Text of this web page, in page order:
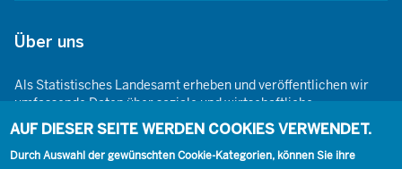
Über uns
Als Statistisches Landesamt erheben und veröffentlichen wir
umfassende Daten über soziale und wirtschaftliche
Gegebenheiten. Dabei sind wir den Grundsätzen der Neutralität,
Objektivität, wissenschaftlichen Unabhängigkeit und der
statistischen Geheimhaltung verpflichtet.
AUF DIESER SEITE WERDEN COOKIES VERWENDET.
Durch Auswahl der gewünschten Cookie-Kategorien, können Sie ihre